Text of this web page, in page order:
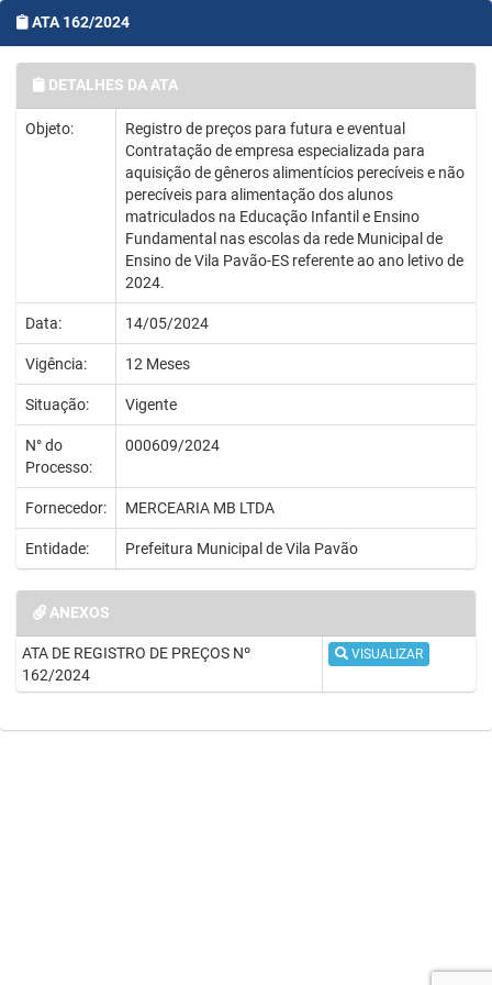
ATA 162/2024
DETALHES DA ATA
Objeto:
Registro de preços para futura e eventual
Contratação de empresa especializada para
aquisição de gêneros alimentícios perecíveis e não
perecíveis para alimentação dos alunos
matriculados na Educação Infantil e Ensino
Fundamental nas escolas da rede Municipal de
Ensino de Vila Pavão-ES referente ao ano letivo de
2024.
Data: 14/05/2024
Vigência: 12 Meses
Situação: Vigente
N° do
Processo:
000609/2024
Fornecedor: MERCEARIA MB LTDA
Entidade: Prefeitura Municipal de Vila Pavão
ANEXOS
ATA DE REGISTRO DE PREÇOS Nº
162/2024
VISUALIZAR